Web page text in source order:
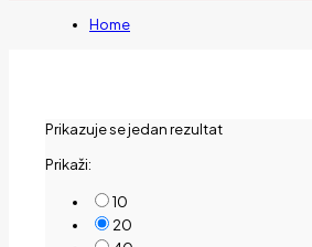
Home
Prikazuje se jedan rezultat
Prikaži:
10
20